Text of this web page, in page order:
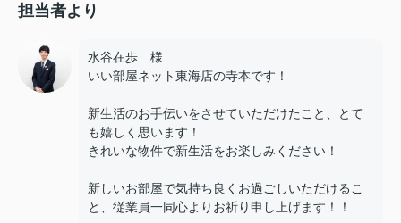
担当者より
水谷在歩 様
いい部屋ネット東海店の寺本です！
新生活のお手伝いをさせていただけたこと、とて
も嬉しく思います！
きれいな物件で新生活をお楽しみください！
新しいお部屋で気持ち良くお過ごしいただけるこ
と、従業員一同心よりお祈り申し上げます！！